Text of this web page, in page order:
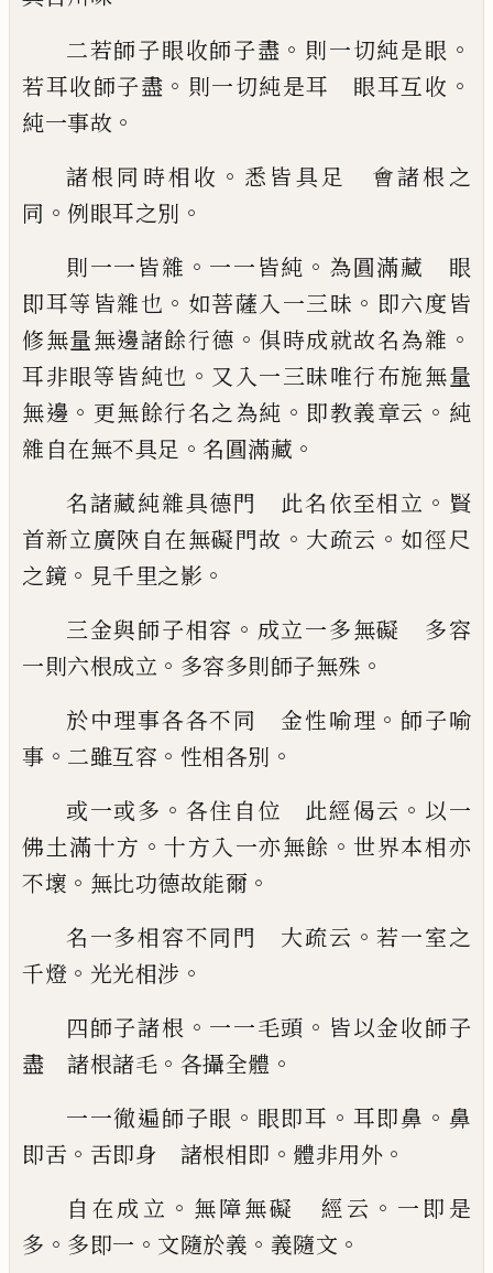
二若師子眼收師子盡 。 則一切純是眼 。
若耳收師子盡 。 則一切純是耳 眼耳互收 。
純一事故 。
諸根同時相收 。 悉皆具足 會諸根之
同 。 例眼耳之別 。
則一一皆雜 。 一一皆純 。 為圓滿藏 眼
即耳等皆雜也 。 如菩薩入一三昧 。 即六度皆
修無量無邊諸餘行德 。 俱時成就故名為雜 。
耳非眼等皆純也 。 又入一三昧唯行布施無量
無邊 。 更無餘行名之為純 。 即教義章云 。 純
雜 自在無不具足 。 名圓滿藏 。
名諸藏純雜具德門 此名依至相立 。 賢
首新立廣陜自在無礙門故 。 大疏云 。 如徑尺
之鏡 。 見千里之影 。
三金與師子相容 。 成立一多無礙 多容
一則六根成立 。 多容多則師子無殊 。
於中理事各各不同 金性喻理 。 師子喻
事 。 二雖互容 。 性相各別 。
或一或多 。 各住自位 此經偈云 。 以一
佛土滿十方 。十方入一亦無餘 。 世界本相亦
不壞 。 無比功德故能爾 。
名一多相容不同門 大疏云 。若一室之
千燈 。 光光相涉 。
四師子諸根 。 一一毛頭 。 皆以金收師子
盡 諸根諸毛 。 各攝全體 。
一一徹遍師子眼 。 眼即耳 。 耳即鼻 。 鼻
即舌 。 舌即身 諸根相即 。 體非用外 。
自在成立 。 無障無礙 經云 。 一即是
多 。 多即一 。 文隨於義 。 義隨文 。